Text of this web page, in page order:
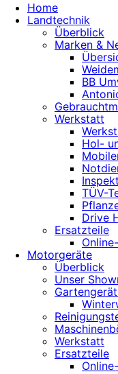
Home
Landtechnik
Überblick
Marken &
BB
Werkstatt
Hol-
TÜV-
Drive
Ersatzteile
Motorgeräte
Überblick
Unser
Werkstatt
Ersatzteile